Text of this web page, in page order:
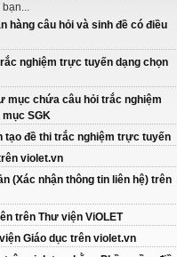
bạn...
hàng câu hỏi và sinh đề có điều
nghiệm trực tuyến dạng chọn
mục chứa câu hỏi trắc nghiệm
SGK
tạo đề thi trắc nghiệm trực tuyến
violet.vn
(Xác nhận thông tin liên hệ) trên
trên Thư viện ViOLET
Giáo dục trên violet.vn